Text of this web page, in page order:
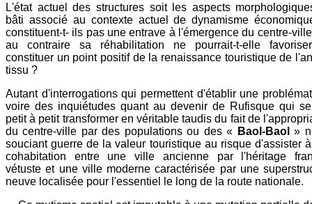
L'état actuel des structures soit les aspects
bâti associé au contexte actuel de dynamisme
constituent-t- ils pas une entrave à l'émergence du centre-
au contraire sa réhabilitation ne pourrait-t-elle
constituer un point positif de la renaissance touristique de
tissu ?
Autant d'interrogations qui permettent d'établir une
voire des inquiétudes quant au devenir de Rufisque qui
petit à petit transformer en véritable taudis du fait de
du centre-ville par des populations ou des « Baol-Baol»
souciant guerre de la valeur touristique au risque d'assister
cohabitation entre une ville ancienne par l'héritage
vétuste et une ville moderne caractérisée par une
neuve localisée pour l'essentiel le long de la route nationale.